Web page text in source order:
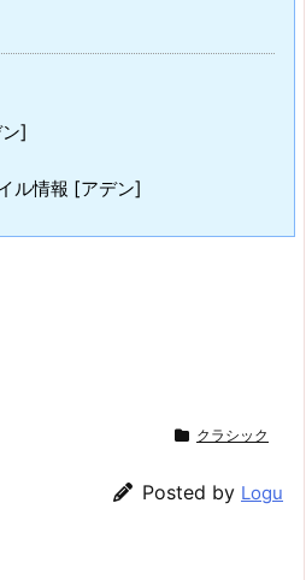
]
ル情報 [アデン]
クラシック
Posted by Logu